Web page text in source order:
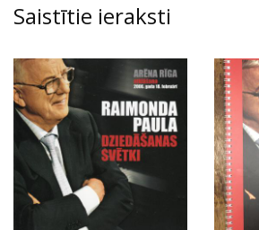
Saistītie ieraksti